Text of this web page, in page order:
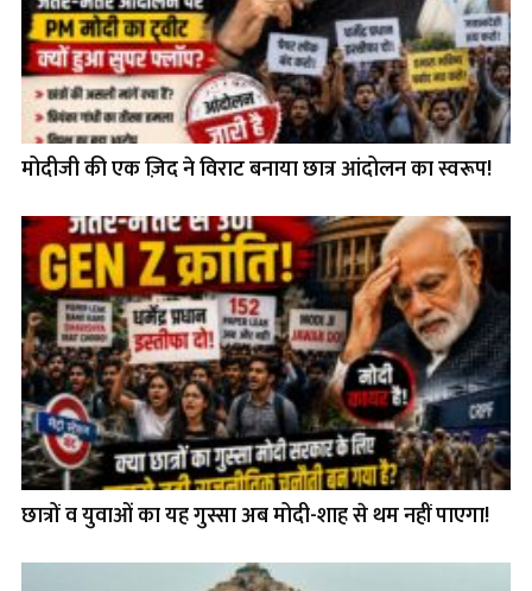
मोदीजी की एक ज़िद ने विराट बनाया छात्र आंदोलन का स्वरूप!
छात्रों व युवाओं का यह गुस्सा अब मोदी-शाह से थम नहीं पाएगा!